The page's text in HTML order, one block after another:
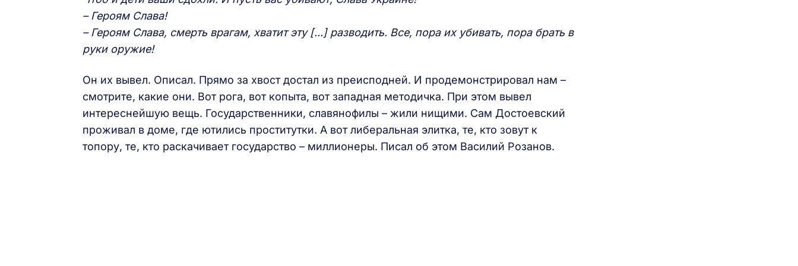
– Героям Слава!
– Героям Слава, смерть врагам, хватит эту [...] разводить. Все, пора их убивать, пора брать в
руки оружие!
Он их вывел. Описал. Прямо за хвост достал из преисподней. И продемонстрировал нам –
смотрите, какие они. Вот рога, вот копыта, вот западная методичка. При этом вывел
интереснейшую вещь. Государственники, славянофилы – жили нищими. Сам Достоевский
проживал в доме, где ютились проститутки. А вот либеральная элитка, те, кто зовут к
топору, те, кто раскачивает государство – миллионеры. Писал об этом Василий Розанов.